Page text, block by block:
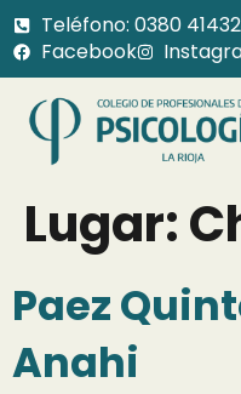
Teléfono: 0380
Facebook
Lugar:
Paez
Anahi